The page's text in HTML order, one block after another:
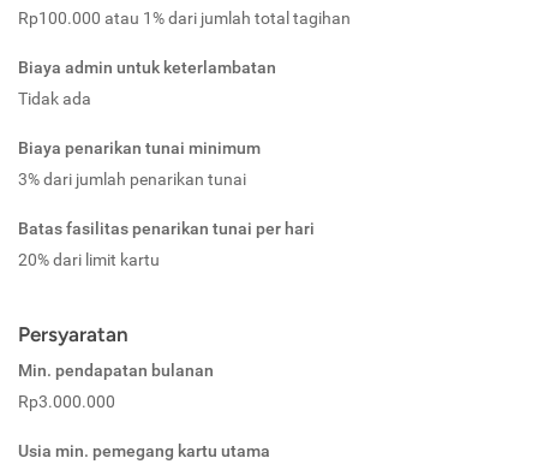
Rp100.000 atau 1% dari jumlah total tagihan
Biaya admin untuk keterlambatan
Tidak ada
Biaya penarikan tunai minimum
3% dari jumlah penarikan tunai
Batas fasilitas penarikan tunai per hari
20% dari limit kartu
Persyaratan
Min. pendapatan bulanan
Rp3.000.000
Usia min. pemegang kartu utama